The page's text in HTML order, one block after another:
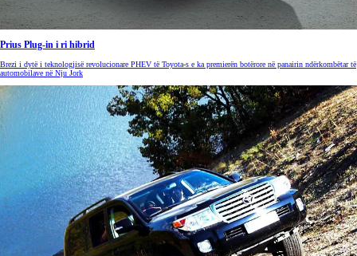
Prius Plug-in i ri hibrid
Brezi i dytë i teknologjisë revolucionare PHEV të Toyota-s e ka premierën botërore në panairin ndërkombëtar të
automobilave në Nju Jork